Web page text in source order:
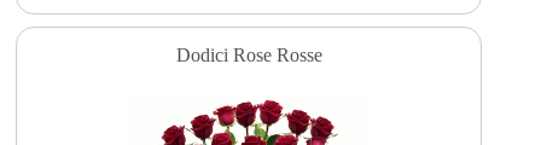
Dodici Rose Rosse